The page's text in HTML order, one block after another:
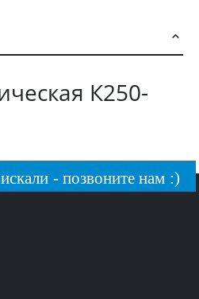
К250-
- позвоните нам :)